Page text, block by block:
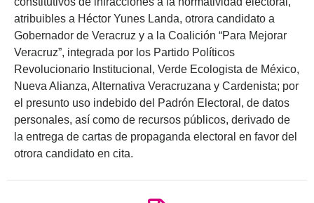
atribuibles a Héctor Yunes Landa, otrora candidato a
Gobernador de Veracruz y a la Coalición “Para Mejorar
Veracruz”, integrada por los Partido Políticos
Revolucionario Institucional, Verde Ecologista de México,
Nueva Alianza, Alternativa Veracruzana y Cardenista; por
el presunto uso indebido del Padrón Electoral, de datos
personales, así como de recursos públicos, derivado de
la entrega de cartas de propaganda electoral en favor del
otrora candidato en cita.